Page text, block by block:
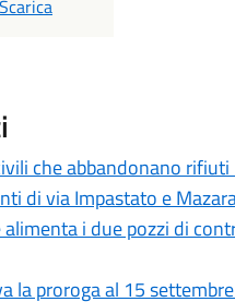
Scarica
che abbandonano
di via Impastato e
i due pozzi di
la proroga al 15